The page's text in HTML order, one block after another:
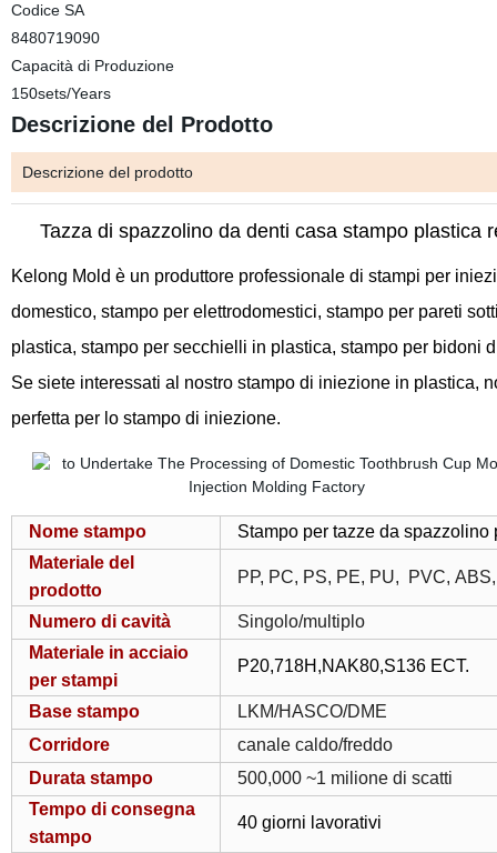
Codice SA
8480719090
Capacità di Produzione
150sets/Years
Descrizione del Prodotto
Descrizione del prodotto
Tazza di spazzolino da denti casa stampo
Kelong Mold è un produttore professionale di stampi per
domestico, stampo per elettrodomestici, stampo per pareti
plastica, stampo per secchielli in plastica, stampo per bidoni
Se siete interessati al nostro stampo di iniezione in plastica,
perfetta per lo stampo di iniezione.
Nome stampo
Stampo per tazze da spazzolino
Materiale del
prodotto
PP, PC, PS, PE, PU, PVC,
Numero di cavità
Singolo/multiplo
Materiale in acciaio
per stampi
P20,718H,NAK80,S136 ECT.
Base stampo
LKM/HASCO/DME
Corridore
canale caldo/freddo
Durata stampo
500,000 ~1 milione di scatti
Tempo di consegna
stampo
40 giorni lavorativi